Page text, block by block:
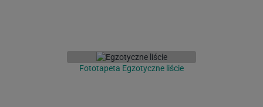
Fototapeta Egzotyczne liście